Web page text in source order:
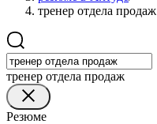
тренер отдела продаж
тренер отдела продаж
Резюме